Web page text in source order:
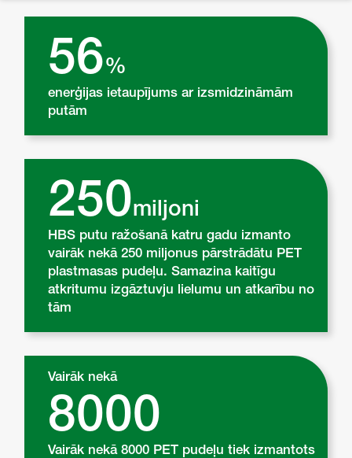
56%
enerģijas ietaupījums ar izsmidzināmām
putām
250miljoni
HBS putu ražošanā katru gadu izmanto
vairāk nekā 250 miljonus pārstrādātu PET
plastmasas pudeļu. Samazina kaitīgu
atkritumu izgāztuvju lielumu un atkarību no
tām
Vairāk nekā
8000
Vairāk nekā 8000 PET pudeļu tiek izmantots